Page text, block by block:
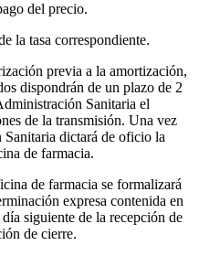
del precio.
la tasa correspondiente.
previa a la amortización,
dispondrán de un plazo de 2
Sanitaria el
de la transmisión. Una vez
dictará de oficio la
de farmacia.
de farmacia se formalizará
expresa contenida en
siguiente de la recepción de
de cierre.